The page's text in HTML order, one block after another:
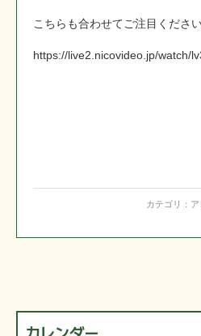
こちらも合わせてご注目くださ
https://live2.nicovideo.jp/watch/
カテゴリ：